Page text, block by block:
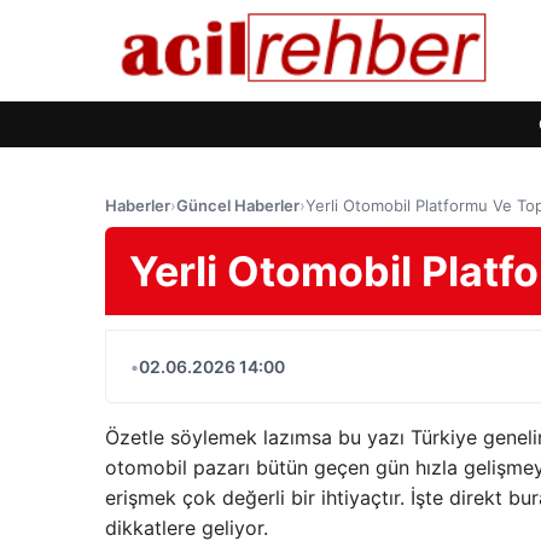
Haberler›Güncel Haberler›Yerli Otomobil Platformu Ve
Yerli Otomobil
•02.06.2026 14:00
Özetle söylemek lazımsa bu yazı Türkiye
otomobil pazarı bütün geçen gün hızla
erişmek çok değerli bir ihtiyaçtır. İşte direkt
dikkatlere geliyor.